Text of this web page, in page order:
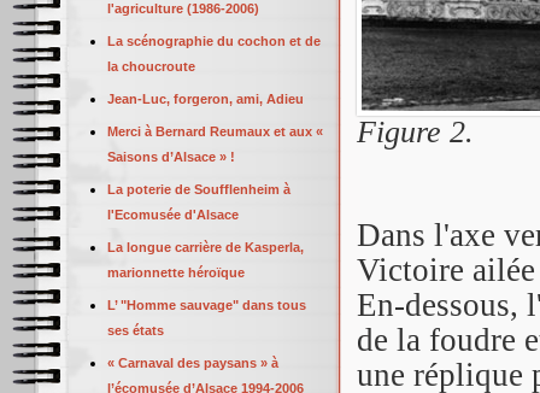
Figure 2.
Dans l'axe
Victoire
En-dessous,
de la foudre
une réplique
l'agriculture (1986-2006)
La scénographie du cochon et de
la choucroute
Jean-Luc, forgeron, ami, Adieu
Merci à Bernard Reumaux et aux «
Saisons d’Alsace » !
La poterie de Soufflenheim à
l'Ecomusée d'Alsace
La longue carrière de Kasperla,
marionnette héroïque
L’ "Homme sauvage" dans tous
ses états
« Carnaval des paysans » à
l’écomusée d’Alsace 1994-2006